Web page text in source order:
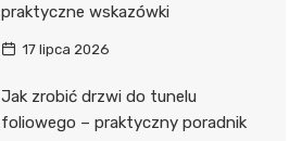
praktyczne wskazówki
17 lipca 2026
Jak zrobić drzwi do tunelu
foliowego – praktyczny poradnik